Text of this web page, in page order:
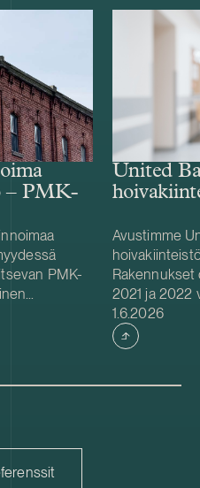
– PMK-
PMK-
United
Avustimme
2021 ja 2022
tekniset- ja
kolme
Portfolion
Julkaistu
1.6.2026